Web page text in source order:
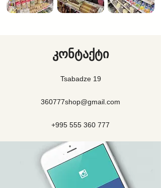
კონტაქტი
Tsabadze 19
360777shop@gmail.com
+995 555 360 777